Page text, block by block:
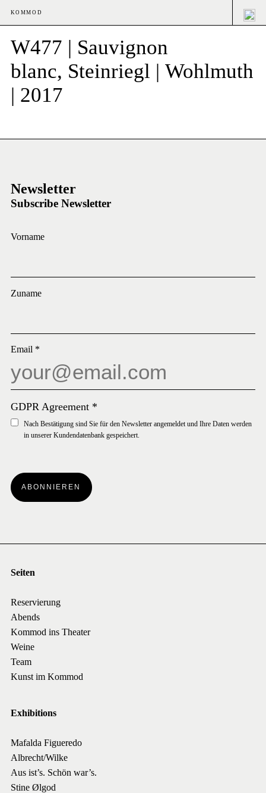
KOMMOD
W477 | Sauvignon
blanc, Steinriegl | Wohlmuth
| 2017
Newsletter
Subscribe Newsletter
Vorname
Zuname
Email *
GDPR Agreement *
Nach Bestätigung sind Sie für den Newsletter angemeldet und Ihre Daten werden
in unserer Kundendatenbank gespeichert.
ABONNIEREN
Seiten
Reservierung
Abends
Kommod ins Theater
Weine
Team
Kunst im Kommod
Exhibitions
Mafalda Figueredo
Albrecht/Wilke
Aus ist’s. Schön war’s.
Stine Ølgod